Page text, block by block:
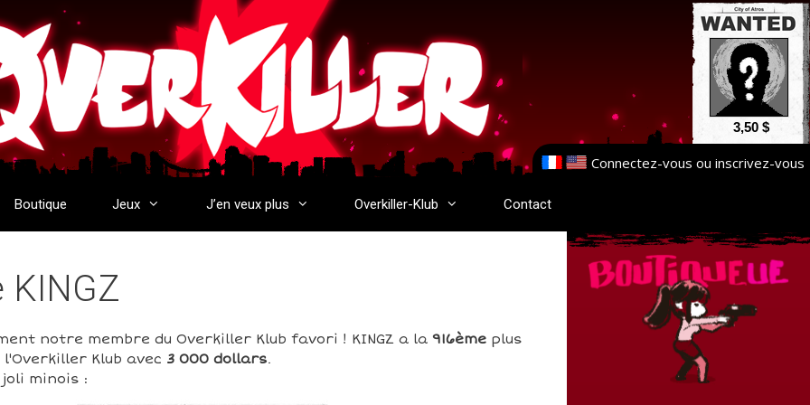
3,50 $
Connectez-vous ou inscrivez-vous
Boutique Jeux J’en veux plus Overkiller-Klub Contact
KINGZ
notre membre du Overkiller Klub favori ! KINGZ a la 916èmeplus
Klub avec 3 000 dollars.
minois :